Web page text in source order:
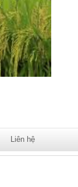
Liên hệ